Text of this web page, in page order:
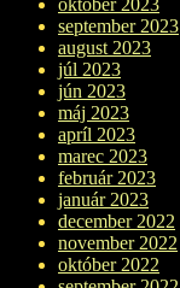
október 2023
september 2023
august 2023
júl 2023
jún 2023
máj 2023
apríl 2023
marec 2023
február 2023
január 2023
december 2022
november 2022
október 2022